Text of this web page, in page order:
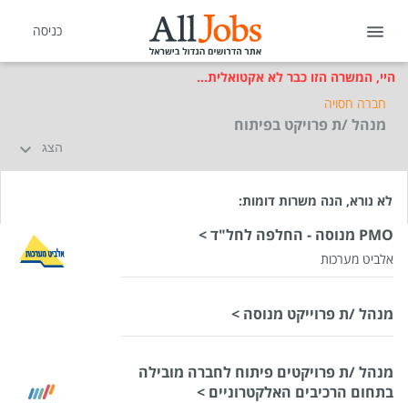
כניסה
היי, המשרה הזו כבר לא אקטואלית...
חברה חסויה
מנהל /ת פרויקט בפיתוח
הצג
לא נורא, הנה משרות דומות:
PMO מנוסה - החלפה לחל"ד >
אלביט מערכות
מנהל /ת פרוייקט מנוסה >
מנהל /ת פרויקטים פיתוח לחברה מובילה
בתחום הרכיבים האלקטרוניים >